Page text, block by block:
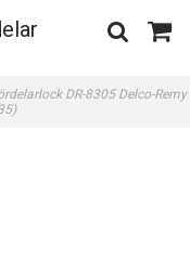
DR-8305 Delco-Remy